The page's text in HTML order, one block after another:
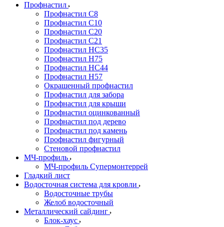
Профнастил
Профнастил С8
Профнастил С10
Профнастил С20
Профнастил С21
Профнастил НС35
Профнастил Н75
Профнастил HC44
Профнастил Н57
Окрашенный профнастил
Профнастил для забора
Профнастил для крыши
Профнастил оцинкованный
Профнастил под дерево
Профнастил под камень
Профнастил фигурный
Стеновой профнастил
МЧ-профиль
МЧ-профиль Супермонтеррей
Гладкий лист
Водосточная система для кровли
Водосточные трубы
Желоб водосточный
Металлический сайдинг
Блок-хаус